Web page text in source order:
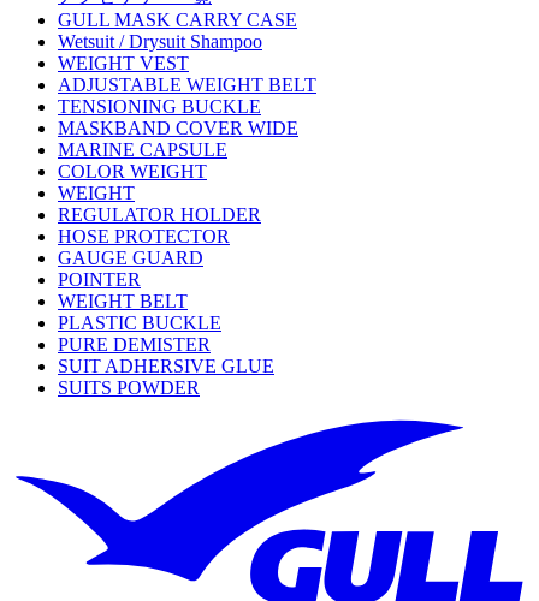
GULL MASK CARRY CASE
Wetsuit / Drysuit Shampoo
WEIGHT VEST
ADJUSTABLE WEIGHT BELT
TENSIONING BUCKLE
MASKBAND COVER WIDE
MARINE CAPSULE
COLOR WEIGHT
WEIGHT
REGULATOR HOLDER
HOSE PROTECTOR
GAUGE GUARD
POINTER
WEIGHT BELT
PLASTIC BUCKLE
PURE DEMISTER
SUIT ADHERSIVE GLUE
SUITS POWDER